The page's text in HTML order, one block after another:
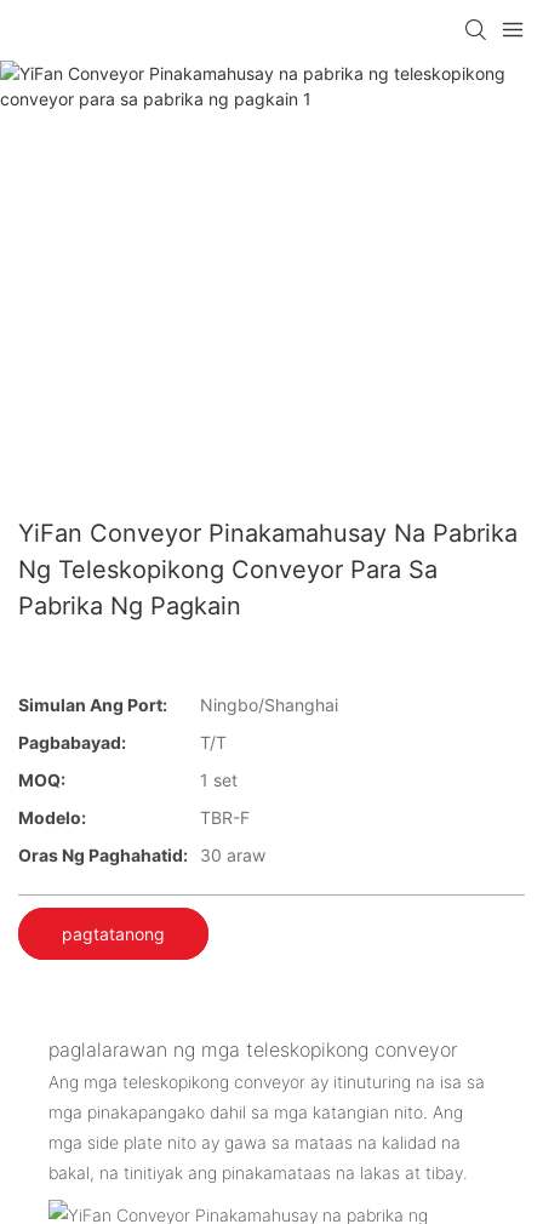
YiFan Conveyor Pinakamahusay Na Pabrika
Ng Teleskopikong Conveyor Para Sa
Pabrika Ng Pagkain
Simulan Ang Port:
Ningbo/Shanghai
Pagbabayad:
T/T
MOQ:
1 set
Modelo:
TBR-F
Oras Ng Paghahatid:
30 araw
pagtatanong
paglalarawan ng mga teleskopikong conveyor
Ang mga teleskopikong conveyor ay itinuturing na isa sa
mga pinakapangako dahil sa mga katangian nito. Ang
mga side plate nito ay gawa sa mataas na kalidad na
bakal, na tinitiyak ang pinakamataas na lakas at tibay.